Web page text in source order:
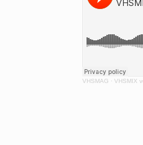
VHSMAG · VHSMIX